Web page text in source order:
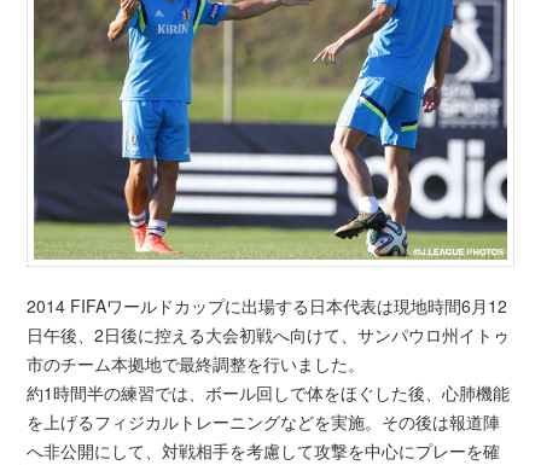
2014 FIFAワールドカップに出場する日本代表は現地時間6月12
日午後、2日後に控える大会初戦へ向けて、サンパウロ州イトゥ
市のチーム本拠地で最終調整を行いました。
約1時間半の練習では、ボール回しで体をほぐした後、心肺機能
を上げるフィジカルトレーニングなどを実施。その後は報道陣
へ非公開にして、対戦相手を考慮して攻撃を中心にプレーを確